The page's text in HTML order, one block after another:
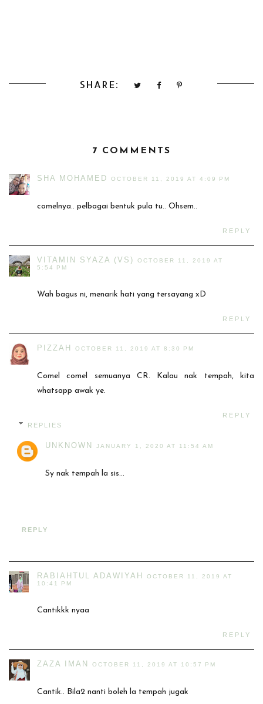
SHARE:
7 COMMENTS
SHA MOHAMED OCTOBER 11, 2019 AT 4:09 PM
comelnya.. pelbagai bentuk pula tu.. Ohsem..
REPLY
VITAMIN SYAZA (VS)
OCTOBER 11, 2019 AT
5:54 PM
Wah bagus ni, menarik hati yang tersayang xD
REPLY
PIZZAH OCTOBER 11, 2019 AT 8:30 PM
Comel comel semuanya CR. Kalau nak tempah, kita
whatsapp awak ye.
REPLY
REPLIES
UNKNOWN JANUARY 1, 2020 AT 11:54 AM
Sy nak tempah la sis...
REPLY
RABIAHTUL ADAWIYAH
OCTOBER 11, 2019 AT
10:41 PM
Cantikkk nyaa
REPLY
ZAZA IMAN OCTOBER 11, 2019 AT 10:57 PM
Cantik.. Bila2 nanti boleh la tempah jugak